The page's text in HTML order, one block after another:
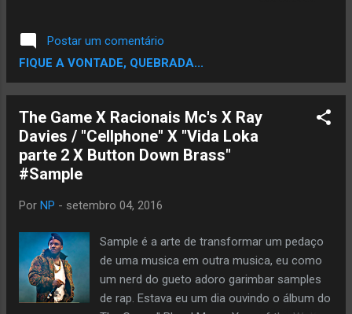
do álbum são, Redman , Tash e J-Ro de Tha
Liks , Xzibit , Busta Rhymes , Mike D e Ad
Rocha dos Beastie Boys , Busy Bee , Freddie
de seu álbum anterior, "Stakes Is High" ,
"Mosaic Thump", De La Soul voltou para
demarcar território novamente graças aos
álbum também foi indicado para o Grammy .
O Nome Comprido" do álbum O Forró Vai
Ser Doutor lançado em 2975 O conjunto
musical brasileiro Grupo Capote e...
Postar um comentário
FIQUE A VONTADE, QUEBRADA...
The Game X Racionais Mc's X Ray
Davies / "Cellphone" X "Vida Loka
parte 2 X Button Down Brass"
#Sample
Por NP - setembro 04, 2016
Sample é a arte de transformar um pedaço
de uma musica em outra musica, eu como
um nerd do gueto adoro garimbar samples
de rap. Estava eu um dia ouvindo o álbum do